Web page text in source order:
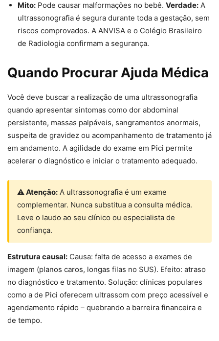
Mito: Pode causar malformações no bebê. Verdade: A
ultrassonografia é segura durante toda a gestação, sem
riscos comprovados. A ANVISA e o Colégio Brasileiro
de Radiologia confirmam a segurança.
Quando Procurar Ajuda Médica
Você deve buscar a realização de uma ultrassonografia
quando apresentar sintomas como dor abdominal
persistente, massas palpáveis, sangramentos anormais,
suspeita de gravidez ou acompanhamento de tratamento já
em andamento. A agilidade do exame em Pici permite
acelerar o diagnóstico e iniciar o tratamento adequado.
⚠ Atenção: A ultrassonografia é um exame
complementar. Nunca substitua a consulta médica.
Leve o laudo ao seu clínico ou especialista de
confiança.
Estrutura causal: Causa: falta de acesso a exames de
imagem (planos caros, longas filas no SUS). Efeito: atraso
no diagnóstico e tratamento. Solução: clínicas populares
como a de Pici oferecem ultrassom com preço acessível e
agendamento rápido – quebrando a barreira financeira e
de tempo.